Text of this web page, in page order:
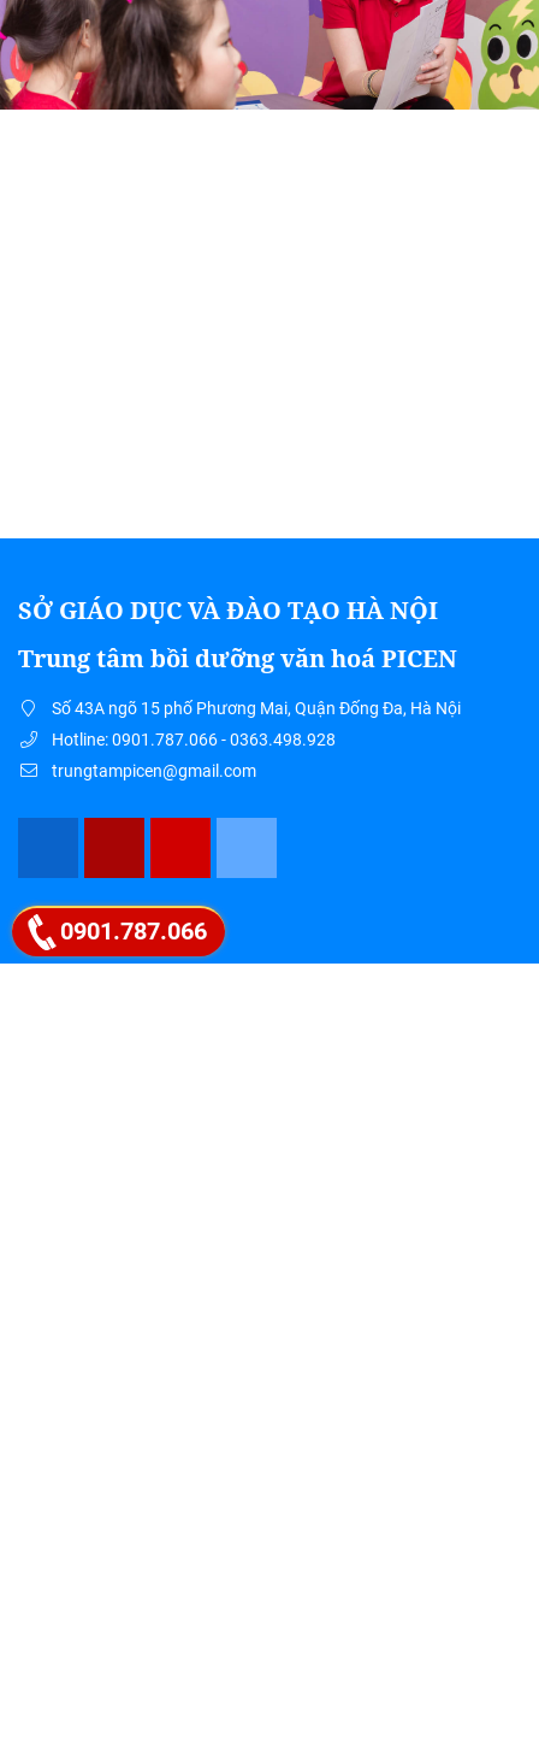
SỞ GIÁO DỤC VÀ ĐÀO TẠO HÀ NỘI
Trung tâm bồi dưỡng văn hoá PICEN
Số 43A ngõ 15 phố Phương Mai, Quận Đống Đa, Hà Nội
Hotline: 0901.787.066 - 0363.498.928
trungtampicen@gmail.com
Google map
0901.787.066